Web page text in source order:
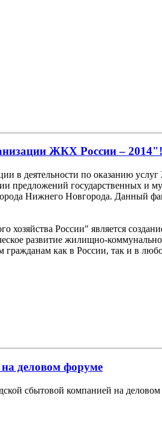
ЖКХ России – 2014"!
в деятельности по оказанию
предложений государственных
Нижнего Новгорода. Данный
России" является
развитие жилищно-
как в России, так и в
деловом форуме
сбытовой компанией на